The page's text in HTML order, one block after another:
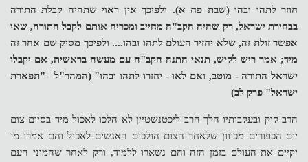
חוזר לתהו ובהו (שבת פח א). ולפיכך אין ראוי שתהיה קבלת התורה
בבחירת ישראל, רק שהיה הקב"ה מחייב ומכריח אותם לקבל התורה, שאי
אפשר זולת זה, שלא יחזיר העולם לתהו ובהו.... ולפיכך מסיק שם אחר זה
מיד; אמר ריש לקיש, תנאי התנה הקב"ה עם מעשה בראשית, אם יקבלו
ישראל התורה - מוטב, ואם לאו - יחזרו לתהו ובהו" (המהר"ל –"תפארת
ישראל" פרק לב)
הרב קוק ובעקבותיו הלך הרב ליכטנשטיין לא הלכו לאכול מיד בסיום צום
יום הכפורים מכיוון שלאחר הצום הולכים האנשים לאכול והם אמרו מי
יקיים את העולם בזמן הזה והם נשארו ללמוד, ורק לאחר שהמוני העם